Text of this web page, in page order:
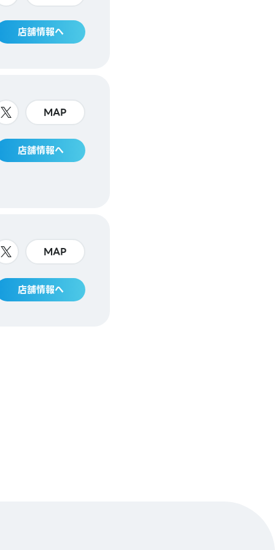
店舗情報へ
MAP
店舗情報へ
MAP
店舗情報へ